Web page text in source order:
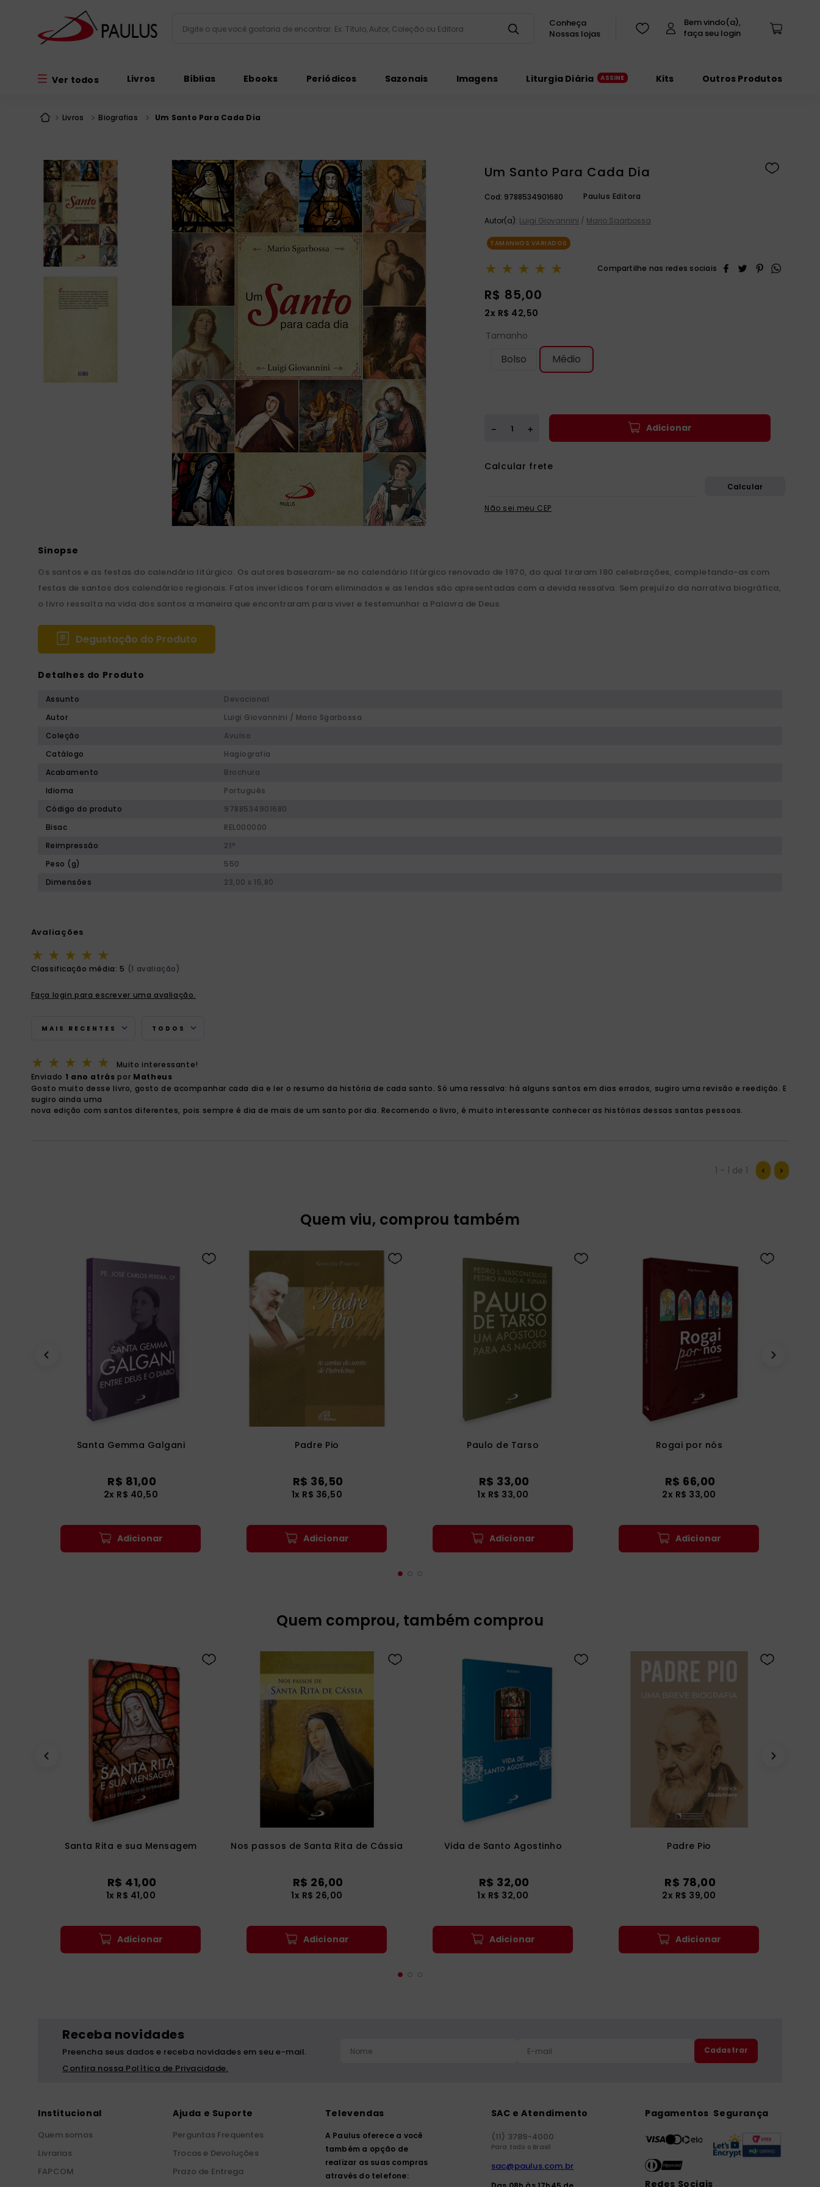
Conheça
Nossas lojas
Ver todos Livros Bíblias Ebooks Periódicos Sazonais Imagens Liturgia Diária Kits Outros Produtos
Livros Biografias Um Santo Para Cada Dia
Um Santo Para Cada Dia
Cod: 9788534901680 Paulus Editora
Autor(a): Luigi Giovannini / Mario Sgarbossa
TAMANHOS VARIADOS
★ ★ ★ ★ ★
R$ 85,00
2x R$ 42,50
Tamanho
Bolso Médio
＋
－ Adicionar
Não sei meu CEP
Os santos e as festas do calendário litúrgico. Os autores basearam-se no calendário litúrgico renovado de 1970, do qual tiraram 180 celebrações, completando-as com
festas de santos dos calendários regionais. Fatos inverídicos foram eliminados e as lendas são apresentadas com a devida ressalva. Sem prejuízo da narrativa biográfica,
o livro ressalta na vida dos santos a maneira que encontraram para viver e testemunhar a Palavra de Deus.
Degustação do Produto
Detalhes do Produto
Assunto
Devocional
Autor
Luigi Giovannini / Mario Sgarbossa
Coleção
Avulso
Catálogo
Hagiografia
Acabamento
Brochura
Idioma
Português
Código do produto
9788534901680
Bisac
REL000000
Reimpressão
21ª
Peso (g)
550
Dimensões
23,00 x 15,80
Avaliações
★ ★ ★ ★ ★
Classificação média: 5 (1 avaliação)
Faça login para escrever uma avaliação.
MAIS RECENTES TODOS
★ ★ ★ ★ ★
Muito interessante!
Enviado 1 ano atrás por Matheus
Gosto muito desse livro, gosto de acompanhar cada dia e ler o resumo da história de cada santo. Só uma ressalva: há alguns santos em dias errados, sugiro uma revisão e reedição. E
sugiro ainda uma
nova edição com santos diferentes, pois sempre é dia de mais de um santo por dia. Recomendo o livro, é muito interessante conhecer as histórias dessas santas pessoas.
1 - 1 de 1
Quem viu, comprou também
Santa Gemma Galgani
R$ 81,00
2x R$ 40,50
Adicionar
Padre Pio
R$ 36,50
1x R$ 36,50
Adicionar
Paulo de Tarso
R$ 33,00
1x R$ 33,00
Adicionar
Rogai por nós
R$ 66,00
2x R$ 33,00
Adicionar
Quem comprou, também comprou
Santa Rita e sua Mensagem
R$ 41,00
1x R$ 41,00
Adicionar
Nos passos de Santa Rita de Cássia
R$ 26,00
1x R$ 26,00
Adicionar
Vida de Santo Agostinho
R$ 32,00
1x R$ 32,00
Adicionar
Padre Pio
R$ 78,00
2x R$ 39,00
Adicionar
Receba novidades
Preencha seus dados e receba novidades em seu e-mail.
Confira nossa Política de Privacidade.
Cadastrar
Institucional
Quem somos
Livrarias
FAPCOM
Ajuda e Suporte
Perguntas Frequentes
Trocas e Devoluções
Prazo de Entrega
Televendas
A Paulus oferece a você
também a opção de
realizar as suas compras
através do telefone:
SAC e Atendimento
(11) 3789-4000
Para todo o Brasil
sac@paulus.com.br
Pagamentos Segurança
Redes Sociais
5º bíblia jerusalém
6º imagens
7º patristica
º biblia pastoral
9º catequese
bíblia ave maria